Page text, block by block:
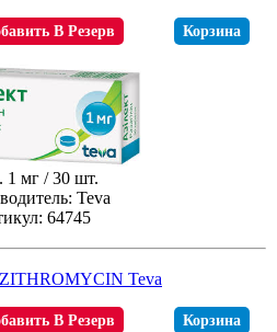
В Резерв Корзина
1 мг / 30 шт.
Teva
64745
Teva
В Резерв Корзина